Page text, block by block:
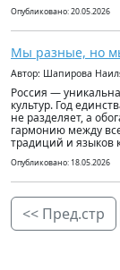
Опубликовано: 20.05.2026
Мы разные, но
Автор: Шапирова
Россия —
культур. Год
не разделяет, а
гармонию между
традиций и языков
Опубликовано: 18.05.2026
<< Пред.стр